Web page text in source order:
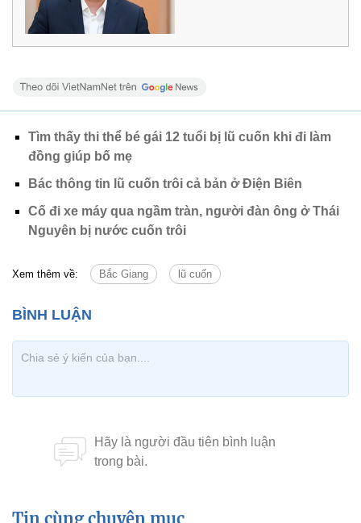
Tìm thấy thi thể bé gái 12 tuổi bị lũ cuốn khi đi làm
đồng giúp bố mẹ
Bác thông tin lũ cuốn trôi cả bản ở Điện Biên
Cố đi xe máy qua ngầm tràn, người đàn ông ở Thái
Nguyên bị nước cuốn trôi
Xem thêm về: Bắc Giang lũ cuốn
Tin cùng chuyên mục